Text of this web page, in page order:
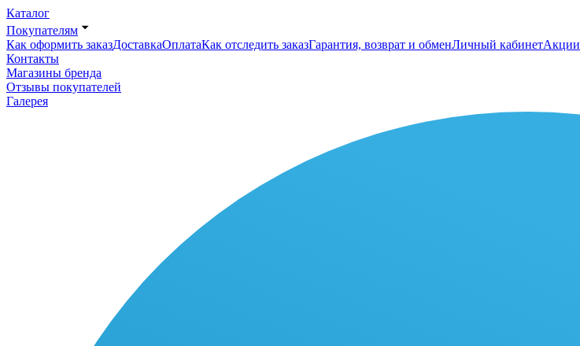
Каталог
Покупателям
Как оформить заказДоставкаОплатаКак отследить заказГарантия, возврат и обменЛичный кабинетАкции
Контакты
Магазины бренда
Отзывы покупателей
Галерея